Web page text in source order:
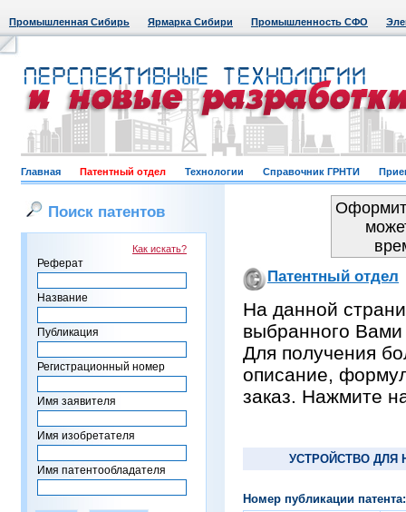
Промышленная Сибирь Ярмарка Сибири Промышленность СФО
Главная Патентный отдел Технологии Справочник ГРНТИ
Поиск патентов
Как искать?
Реферат
Название
Публикация
Регистрационный номер
Имя заявителя
Имя изобретателя
Имя патентообладателя
Патентный отдел
На данной
выбранного Вами
Для получения
описание,
заказ. Нажмите
УСТРОЙСТВО ДЛЯ
Номер публикации